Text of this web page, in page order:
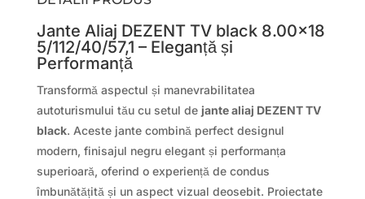
Jante Aliaj DEZENT TV black 8.00×18
5/112/40/57,1 – Eleganță și
Performanță
Transformă aspectul și manevrabilitatea
autoturismului tău cu setul de jante aliaj DEZENT TV
black. Aceste jante combină perfect designul
modern, finisajul negru elegant și performanța
superioară, oferind o experiență de condus
îmbunătățită și un aspect vizual deosebit. Proiectate